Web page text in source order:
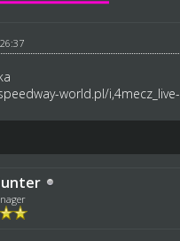
world.pl/